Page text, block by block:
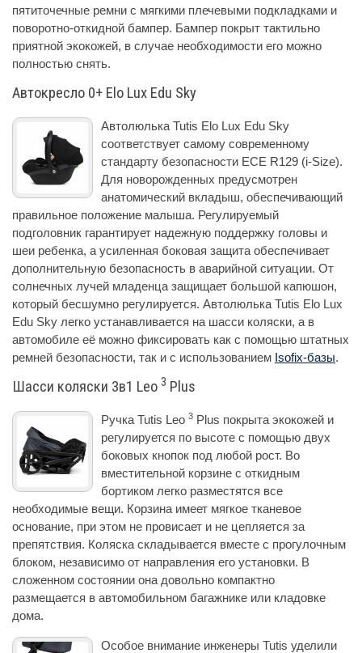
пятиточечные ремни с мягкими плечевыми подкладками и
поворотно-откидной бампер. Бампер покрыт тактильно
приятной экокожей, в случае необходимости его можно
полностью снять.
Автокресло 0+ Elo Lux Edu Sky
Автолюлька Tutis Elo Lux Edu Sky
соответствует самому современному
стандарту безопасности ECE R129 (i-Size).
Для новорожденных предусмотрен
анатомический вкладыш, обеспечивающий
правильное положение малыша. Регулируемый
подголовник гарантирует надежную поддержку головы и
шеи ребенка, а усиленная боковая защита обеспечивает
дополнительную безопасность в аварийной ситуации. От
солнечных лучей младенца защищает большой капюшон,
который бесшумно регулируется. Автолюлька Tutis Elo Lux
Edu Sky легко устанавливается на шасси коляски, а в
автомобиле её можно фиксировать как с помощью штатных
ремней безопасности, так и с использованием Isofix-базы.
Шасси коляски 3в1 Leo 3 Plus
Ручка Tutis Leo 3 Plus покрыта экокожей и
регулируется по высоте с помощью двух
боковых кнопок под любой рост. Во
вместительной корзине с откидным
бортиком легко разместятся все
необходимые вещи. Корзина имеет мягкое тканевое
основание, при этом не провисает и не цепляется за
препятствия. Коляска складывается вместе с прогулочным
блоком, независимо от направления его установки. В
сложенном состоянии она довольно компактно
размещается в автомобильном багажнике или кладовке
дома.
Особое внимание инженеры Tutis уделили